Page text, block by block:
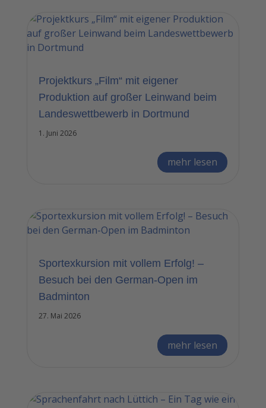
Projektkurs „Film“ mit eigener
Produktion auf großer Leinwand beim
Landeswettbewerb in Dortmund
1. Juni 2026
mehr lesen
Sportexkursion mit vollem Erfolg! –
Besuch bei den German-Open im
Badminton
27. Mai 2026
mehr lesen